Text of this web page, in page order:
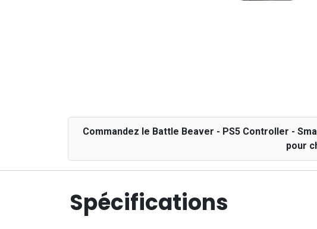
Commandez le Battle Beaver - PS5 Controller -
pour
Spécifications